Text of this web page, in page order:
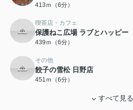
413ｍ（6分）
喫茶店・カフェ
保護ねこ広場 ラブとハッピー
439ｍ（6分）
その他
餃子の雪松 日野店
451ｍ（6分）
すべて見る